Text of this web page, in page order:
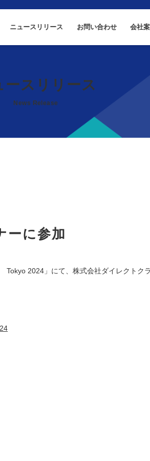
ニュースリリース お問い合わせ 会社
ースリリース
News Release
に参加
2024」にて、株式会社ダイレクトク